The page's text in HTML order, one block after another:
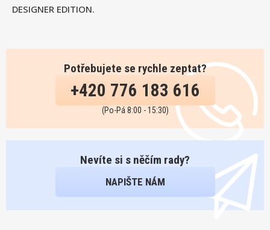
DESIGNER EDITION.
Potřebujete se rychle zeptat?
+420 776 183 616
(Po-Pá 8:00 - 15:30)
Nevíte si s něčím rady?
NAPIŠTE NÁM